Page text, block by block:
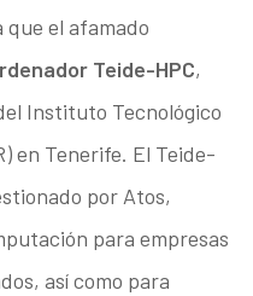
que el afamado
Teide-HPC,
Instituto Tecnológico
en Tenerife. El Teide-
por Atos,
para empresas
así como para